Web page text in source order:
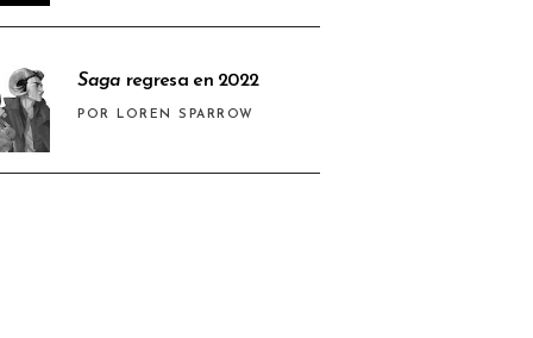
Saga regresa en 2022
POR LOREN SPARROW